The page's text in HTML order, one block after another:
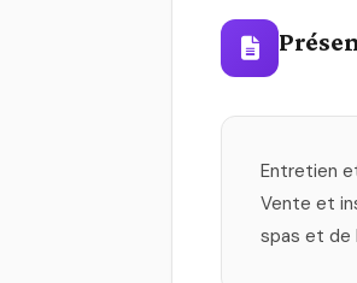
Entretien
Vente et
spas et de